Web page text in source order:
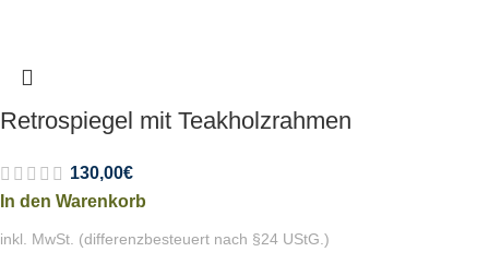
Retrospiegel mit Teakholzrahmen
130,00€
In den Warenkorb
inkl. MwSt. (differenzbesteuert nach §24 UStG.)